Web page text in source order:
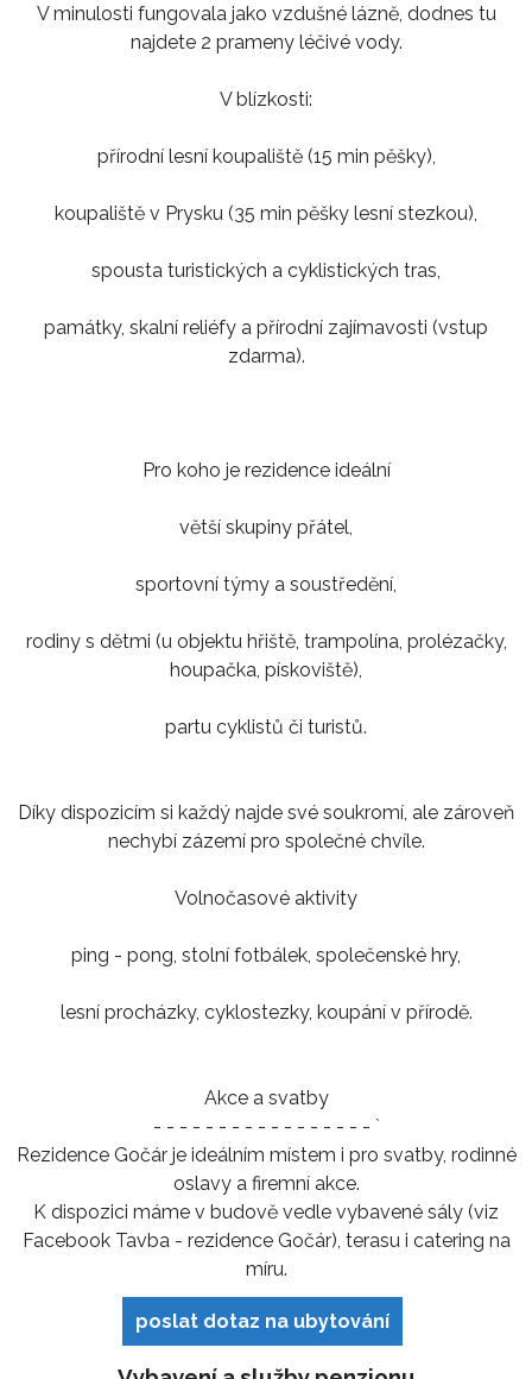
V minulosti fungovala jako vzdušné lázně, dodnes tu
najdete 2 prameny léčivé vody.
V blízkosti:
přírodní lesní koupaliště (15 min pěšky),
koupaliště v Prysku (35 min pěšky lesní stezkou),
spousta turistických a cyklistických tras,
památky, skalní reliéfy a přírodní zajímavosti (vstup
zdarma).
Pro koho je rezidence ideální
větší skupiny přátel,
sportovní týmy a soustředění,
rodiny s dětmi (u objektu hřiště, trampolína, prolézačky,
houpačka, pískoviště),
partu cyklistů či turistů.
Díky dispozicím si každý najde své soukromí, ale zároveň
nechybí zázemí pro společné chvíle.
Volnočasové aktivity
ping - pong, stolní fotbálek, společenské hry,
lesní procházky, cyklostezky, koupání v přírodě.
Akce a svatby
- - - - - - - - - - - - - - - - - `
Rezidence Gočár je ideálním místem i pro svatby, rodinné
oslavy a firemní akce.
K dispozici máme v budově vedle vybavené sály (viz
Facebook Tavba - rezidence Gočár), terasu i catering na
míru.
poslat dotaz na ubytování